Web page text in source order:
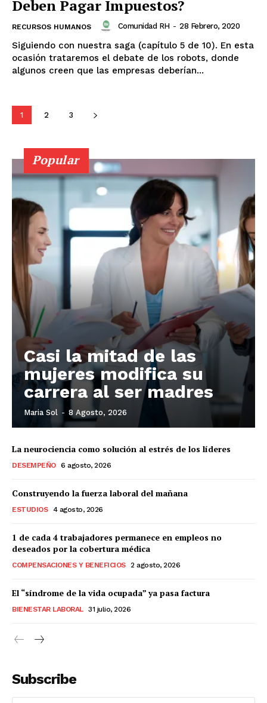
Deben Pagar Impuestos?
RECURSOS HUMANOS Comunidad RH - 28 Febrero, 2020
Siguiendo con nuestra saga (capítulo 5 de 10). En esta
ocasión trataremos el debate de los robots, donde
algunos creen que las empresas deberían...
1 2 3
Popular
Casi la mitad de las
mujeres modifica su
carrera al ser madres
Maria Sol - 8 Agosto, 2026
La neurociencia como solución al estrés de los líderes
DESEMPEÑO 6 agosto, 2026
Construyendo la fuerza laboral del mañana
ESTUDIOS 4 agosto, 2026
1 de cada 4 trabajadores permanece en empleos no
deseados por la cobertura médica
COMPENSACIONES Y BENEFICIOS 2 agosto, 2026
El “síndrome de la vida ocupada” ya pasa factura
BIENESTAR LABORAL 31 julio, 2026
Subscribe